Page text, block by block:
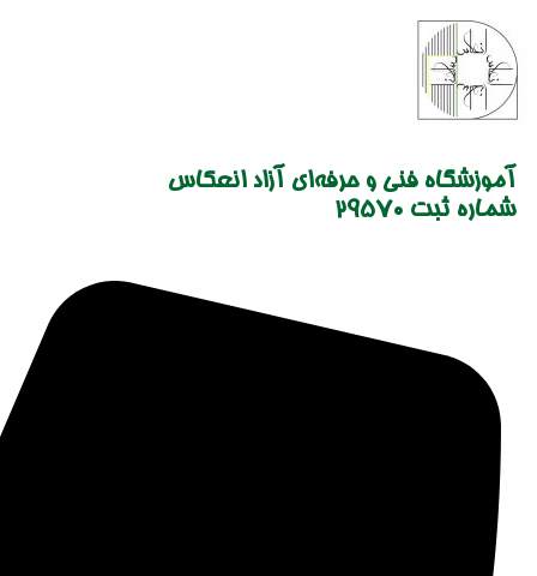
content
آموزشگاه فنی و حرفه‌ای آزاد انعکاس
شماره ثبت 29570